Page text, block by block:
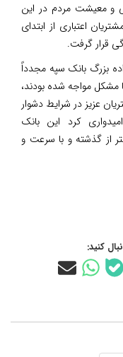
و معیشت مردم در این
اعتباری از ابتدای
قرار گرفت.
بزرگ بانک سپه مجدداً
مشکل مواجه شده بودند،
عزیز در شرایط دشوار
کرد این بانک
از گذشته و با سرعت و
کنید: